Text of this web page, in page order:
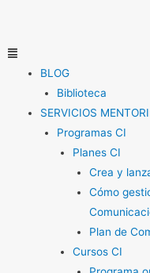
contenido
Menú
BLOG
Biblioteca
SERVICIOS
Programas CI
Planes CI
Crea y
Cómo
Plan de
Cursos CI